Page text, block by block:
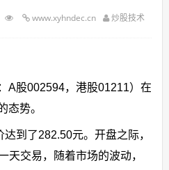
www.xyhndec.cn 炒股技术
A股002594，港股01211）在
态势。
到了282.50元。开盘之际，
天交易，随着市场的波动，